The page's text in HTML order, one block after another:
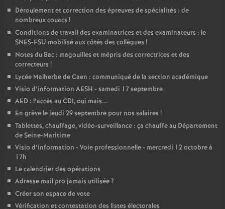
Déroulement et correction des épreuves de spécialités : de
nombreux couacs !
Conditions de travail des examinatrices et des examinateurs : le
SNES-FSU mobilisé aux côtés des collègues !
Notes du Bac : magouilles et mépris des correctrices et des
correcteurs !
Lycée Malherbe de Caen : communiqué de la section académique
Visio d’information AESH - samedi 17 septembre
AED : l’accès au CDI, oui mais...
En grève le jeudi 29 septembre pour nos salaires !
Tablettes, chauffage, vidéo-surveillance : ça chauffe au Département
de Seine-Maritime
Visio d’information - Voie professionnelle - mercredi 12 octobre à
17h
Le calendrier des opérations
Adresse mail pro jamais utilisée?
Créer son espace de vote
Vérification et contestation des listes électorales